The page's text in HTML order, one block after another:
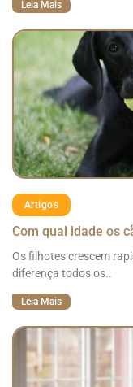
Leia Mais
Artigos
Com qual idade os
Os filhotes crescem
diferença todos os..
Leia Mais